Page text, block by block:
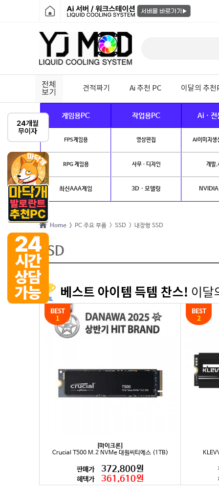
전체
보기
견적짜기 Ai 추천 PC 이달의 추천
게임용PC 작업용PC Ai · 전
FPS게임용 영상편집 AI이미지생
RPG 게임용 사무 · 디자인 개발.
최신AAA게임 3D · 모델링
Home > PC 주요 부품 > SSD > 내장형 SSD
SSD
[마이크론]
Crucial T500 M.2 NVMe 대원씨티에스 (1TB)
판매가 372,800원
혜택가 361,610원